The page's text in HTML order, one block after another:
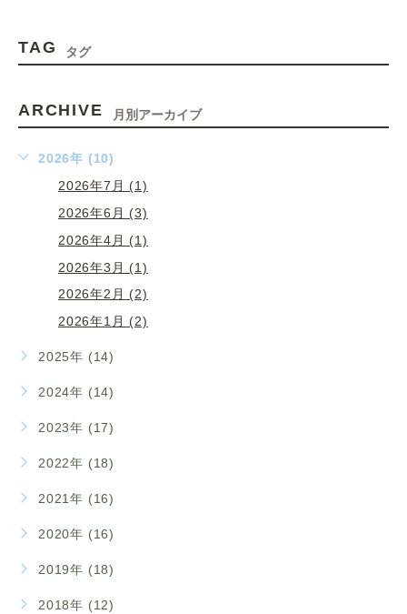
TAG タグ
ARCHIVE 月別アーカイブ
2026年 (10)
2026年7月 (1)
2026年6月 (3)
2026年4月 (1)
2026年3月 (1)
2026年2月 (2)
2026年1月 (2)
2025年 (14)
2024年 (14)
2023年 (17)
2022年 (18)
2021年 (16)
2020年 (16)
2019年 (18)
2018年 (12)